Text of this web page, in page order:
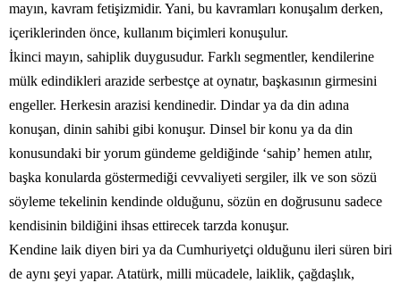
mayın, kavram fetişizmidir. Yani, bu kavramları konuşalım derken,
içeriklerinden önce, kullanım biçimleri konuşulur.
İkinci mayın, sahiplik duygusudur. Farklı segmentler, kendilerine
mülk edindikleri arazide serbestçe at oynatır, başkasının girmesini
engeller. Herkesin arazisi kendinedir. Dindar ya da din adına
konuşan, dinin sahibi gibi konuşur. Dinsel bir konu ya da din
konusundaki bir yorum gündeme geldiğinde ‘sahip’ hemen atılır,
başka konularda göstermediği cevvaliyeti sergiler, ilk ve son sözü
söyleme tekelinin kendinde olduğunu, sözün en doğrusunu sadece
kendisinin bildiğini ihsas ettirecek tarzda konuşur.
Kendine laik diyen biri ya da Cumhuriyetçi olduğunu ileri süren biri
de aynı şeyi yapar. Atatürk, milli mücadele, laiklik, çağdaşlık,